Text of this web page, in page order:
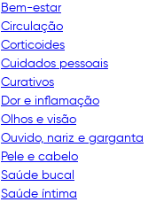
Bem-estar
Circulação
Corticoides
Cuidados pessoais
Curativos
Dor e inflamação
Olhos e visão
Ouvido, nariz e garganta
Pele e cabelo
Saúde bucal
Saúde íntima